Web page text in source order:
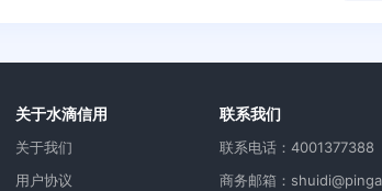
关于水滴信用
关于我们
用户协议
联系我们
联系电话：4001377388
商务邮箱：